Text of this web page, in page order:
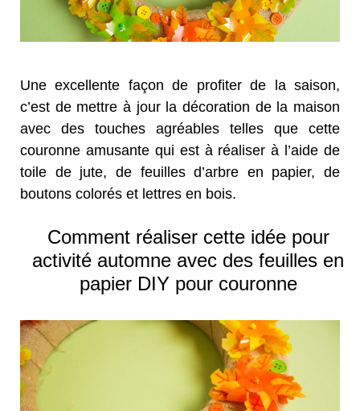
Une excellente façon de profiter de la saison,
c’est de mettre à jour la décoration de la maison
avec des touches agréables telles que cette
couronne amusante qui est à réaliser à l’aide de
toile de jute, de feuilles d’arbre en papier, de
boutons colorés et lettres en bois.
Comment réaliser cette idée pour
activité automne avec des feuilles en
papier DIY pour couronne